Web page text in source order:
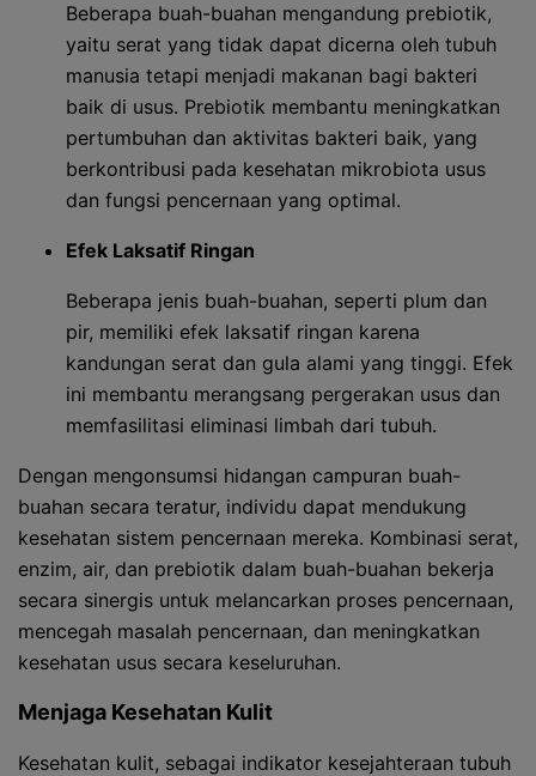
Beberapa buah-buahan mengandung prebiotik,
yaitu serat yang tidak dapat dicerna oleh tubuh
manusia tetapi menjadi makanan bagi bakteri
baik di usus. Prebiotik membantu meningkatkan
pertumbuhan dan aktivitas bakteri baik, yang
berkontribusi pada kesehatan mikrobiota usus
dan fungsi pencernaan yang optimal.
Efek Laksatif Ringan
Beberapa jenis buah-buahan, seperti plum dan
pir, memiliki efek laksatif ringan karena
kandungan serat dan gula alami yang tinggi. Efek
ini membantu merangsang pergerakan usus dan
memfasilitasi eliminasi limbah dari tubuh.
Dengan mengonsumsi hidangan campuran buah-
buahan secara teratur, individu dapat mendukung
kesehatan sistem pencernaan mereka. Kombinasi serat,
enzim, air, dan prebiotik dalam buah-buahan bekerja
secara sinergis untuk melancarkan proses pencernaan,
mencegah masalah pencernaan, dan meningkatkan
kesehatan usus secara keseluruhan.
Menjaga Kesehatan Kulit
Kesehatan kulit, sebagai indikator kesejahteraan tubuh